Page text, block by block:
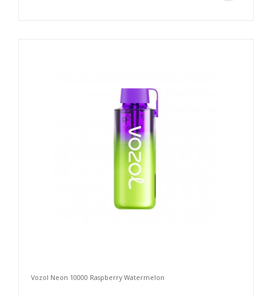
Vozol Neon 10000 Raspberry Watermelon